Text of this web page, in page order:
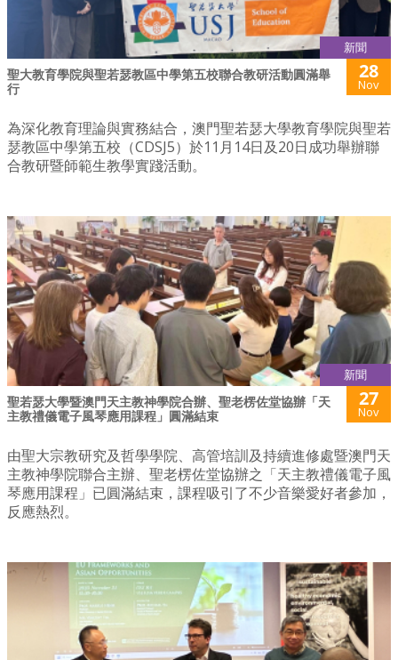
新聞
聖大教育學院與聖若瑟教區中學第五校聯合教研活動圓滿舉
行
28
Nov
為深化教育理論與實務結合，澳門聖若瑟大學教育學院與聖若
瑟教區中學第五校（CDSJ5）於11月14日及20日成功舉辦聯
合教研暨師範生教學實踐活動。
新聞
聖若瑟大學暨澳門天主教神學院合辦、聖老楞佐堂協辦「天
主教禮儀電子風琴應用課程」圓滿結束
27
Nov
由聖大宗教研究及哲學學院、高管培訓及持續進修處暨澳門天
主教神學院聯合主辦、聖老楞佐堂協辦之「天主教禮儀電子風
琴應用課程」已圓滿結束，課程吸引了不少音樂愛好者參加，
反應熱烈。